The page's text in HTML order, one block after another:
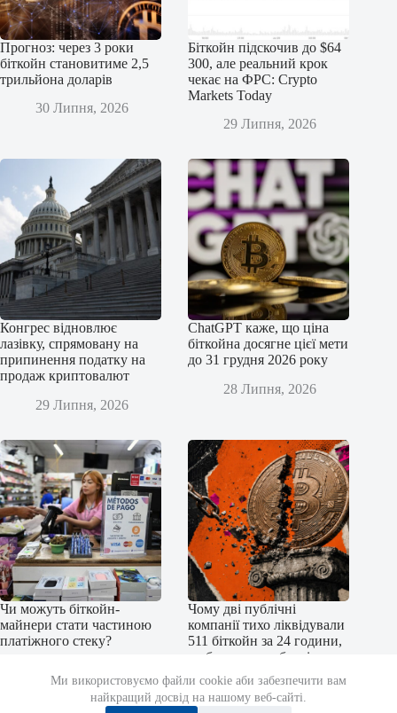
Ми використовуємо файли cookie аби забезпечити вам
найкращий досвід на нашому веб-сайті.
Прогноз: через 3 роки
біткойн становитиме 2,5
трильйона доларів
30 Липня, 2026
Біткойн підскочив до $64
300, але реальний крок
чекає на ФРС: Crypto
Markets Today
29 Липня, 2026
Конгрес відновлює
лазівку, спрямовану на
припинення податку на
продаж криптовалют
29 Липня, 2026
ChatGPT каже, що ціна
біткойна досягне цієї мети
до 31 грудня 2026 року
28 Липня, 2026
Чи можуть біткойн-
майнери стати частиною
платіжного стеку?
Чому дві публічні
компанії тихо ліквідували
511 біткойн за 24 години,
щоб уникнути боргів у
31,7 мільйона доларів
27 Липня, 2026